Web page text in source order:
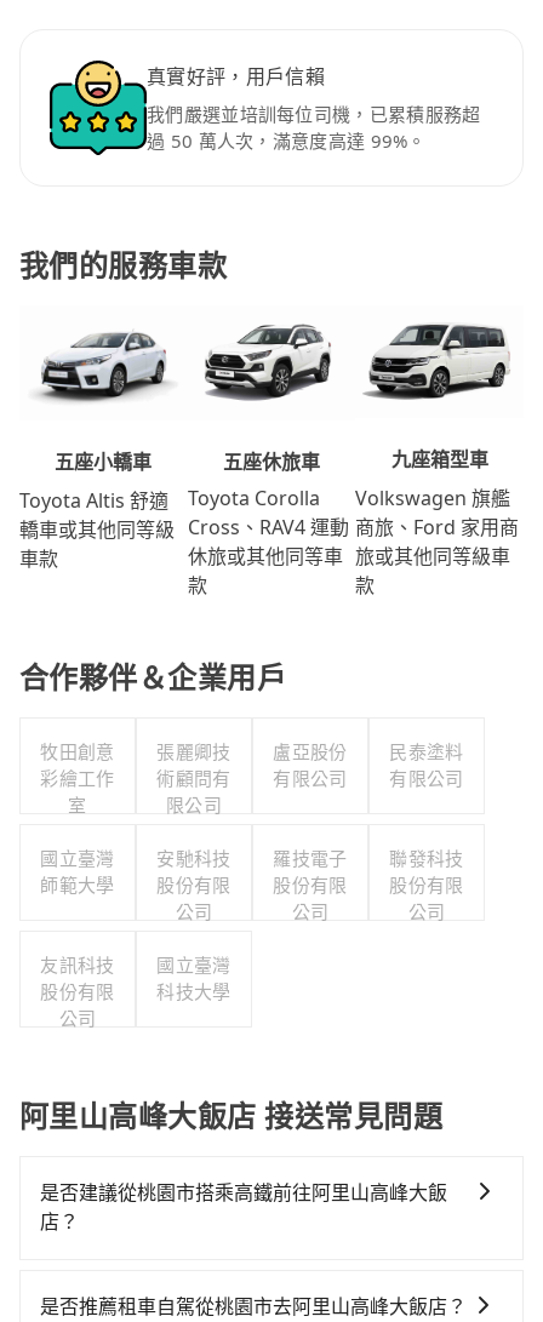
真實好評，用戶信賴
我們嚴選並培訓每位司機，已累積服務超
過 50 萬人次，滿意度高達 99%。
我們的服務車款
五座小轎車
Toyota Altis 舒適
轎車或其他同等級
車款
五座休旅車
Toyota Corolla
Cross、RAV4 運動
休旅或其他同等車
款
九座箱型車
Volkswagen 旗艦
商旅、Ford 家用商
旅或其他同等級車
款
合作夥伴＆企業用戶
牧田創意
彩繪工作
室
張麗卿技
術顧問有
限公司
盧亞股份
有限公司
民泰塗料
有限公司
國立臺灣
師範大學
安馳科技
股份有限
公司
羅技電子
股份有限
公司
聯發科技
股份有限
公司
友訊科技
股份有限
公司
國立臺灣
科技大學
阿里山高峰大飯店 接送常見問題
是否建議從桃園市搭乘高鐵前往阿里山高峰大飯
店？
貴、費時！從最早06:49一直到22:35，桃園-嘉義一天最
是否推薦租車自駕從桃園市去阿里山高峰大飯店？